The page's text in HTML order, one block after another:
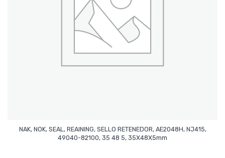
NAK, NOK, SEAL, REAINING, SELLO RETENEDOR, AE2048H, NJ415,
49040-82100, 35 48 5, 35X48X5mm
Leer Más